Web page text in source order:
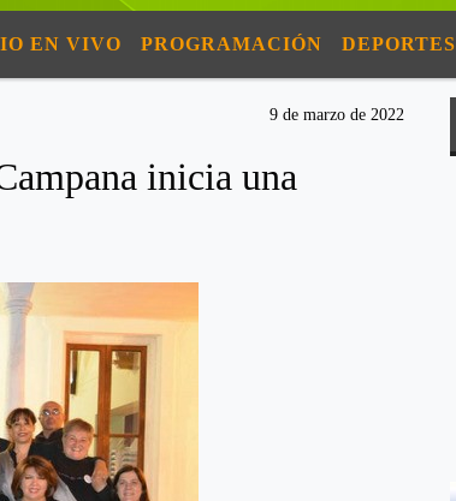
EN VIVO PROGRAMACIÓN DEPORTES
9 de marzo de 2022
inicia una